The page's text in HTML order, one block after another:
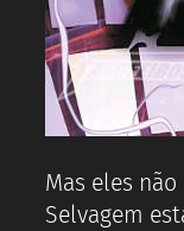
Mas eles não
Selvagem